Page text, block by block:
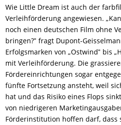
Wie Little Dream ist auch der
Verleihförderung angewiesen.
noch einen deutschen Film ohne
bringen?‟ fragt Dupont-
Erfolgsmarken von „Ostwind‟ bis
mit Verleihförderung. Die
Fördereinrichtungen sogar
fünfte Fortsetzung ansteht, weil
hat und das Risiko eines Flops
von niedrigeren
Förderinstitution hoffen darf, dass